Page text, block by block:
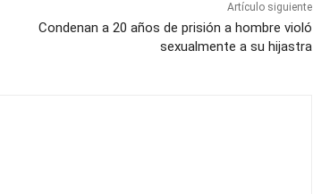
Artículo siguiente
Condenan a 20 años de prisión a hombre violó
sexualmente a su hijastra